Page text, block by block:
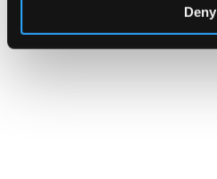
Deny
Sito Web:https://apuliascuola.edu.it